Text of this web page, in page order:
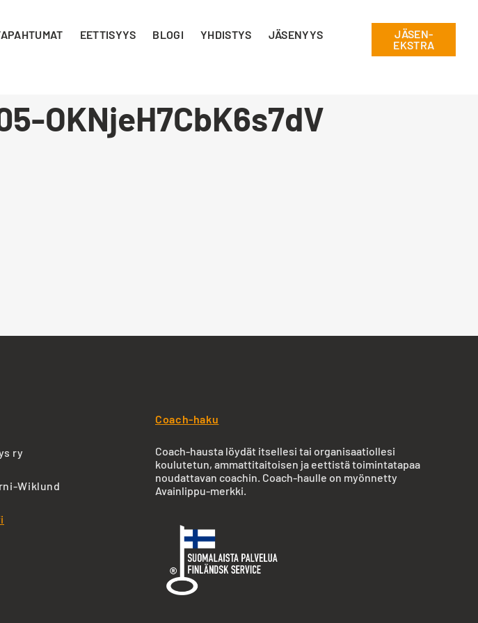
EETTISYYS BLOGI YHDISTYS
JÄSENYYS
JÄSEN-
EKSTRA
OKNjeH7CbK6s7dV
ry
Wiklund
Coach-haku
Coach-hausta löydät itsellesi tai organisaatiollesi
koulutetun, ammattitaitoisen ja eettistä toimintatapaa
noudattavan coachin. Coach-haulle on myönnetty
Avainlippu-merkki.